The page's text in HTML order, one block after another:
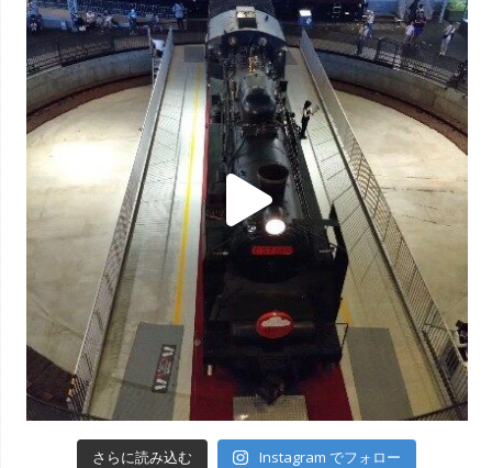
さらに読み込む Instagram でフォロー